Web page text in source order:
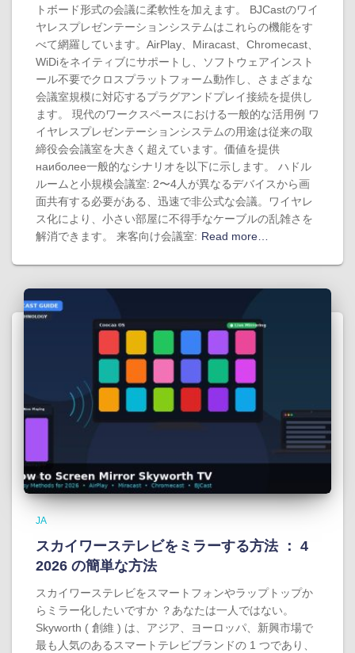
トボード形式の会議に柔軟性を加えます。 BJCastのワイ
ヤレスプレゼンテーションシステムはこれらの機能をす
べて網羅しています。AirPlay、Miracast、Chromecast、
WiDiをネイティブにサポートし、ソフトウェアインスト
ール不要でクロスプラットフォーム動作し、さまざまな
会議室規模に対応するプラグアンドプレイ接続を提供し
ます。 現代のワークスペースにおける一般的な活用例 ワ
イヤレスプレゼンテーションシステムの用途は従来の取
締役会会議室を大きく超えています。価値を提供
наиболее一般的なシナリオを以下に示します。 ハドル
ルームと小規模会議室: 2〜4人が異なるデバイスから画
面共有する必要がある、迅速で非公式な会議。ワイヤレ
ス化により、小さい部屋に不得手なケーブルの乱雑さを
解消できます。 来客向け会議室: Read more…
JA
スカイワーステレビをミラーする方法 ： 4
2026 の簡単な方法
スカイワーステレビをスマートフォンやラップトップか
らミラー化したいですか ？あなたは一人ではない。
Skyworth ( 創維 ) は、アジア、ヨーロッパ、新興市場で
最も人気のあるスマートテレビブランドの 1 つであり、